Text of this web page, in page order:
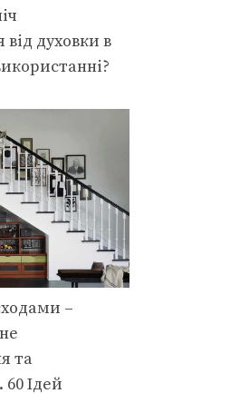
від духовки в
–
та
Ідей